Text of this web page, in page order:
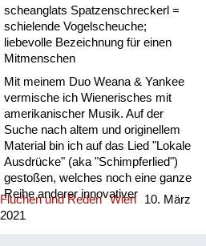
an Bierbäucherl. Interlude: ||G G7#9
|G G7#9 :|| |G G7#9 |G G7#9 | E Er
hat a schwule Ader Jedn Tag an
Kater |G G7#9 |G G7#9 | Er is a
Gassenbrunzer Und a
Fraunverhunzer |C C7+13 |C C7+13
| P Sie is a echter Drachen Haut si
ois in Rachen |G G7#9 |G G7#9 |
Sie ...
scheanglats Spatzenschreckerl =
schielende Vogelscheuche;
liebevolle Bezeichnung für einen
Mitmenschen
Mit meinem Duo Weana & Yankee
vermische ich Wienerisches mit
amerikanischer Musik. Auf der
Suche nach altem und originellem
Material bin ich auf das Lied "Lokale
Ausdrücke" (aka "Schimpferlied")
gestoßen, welches noch eine ganze
Reihe anderer innovativer
Schimpfwörter anbietet.
Fluchen und Reden Wien
10. März
2021